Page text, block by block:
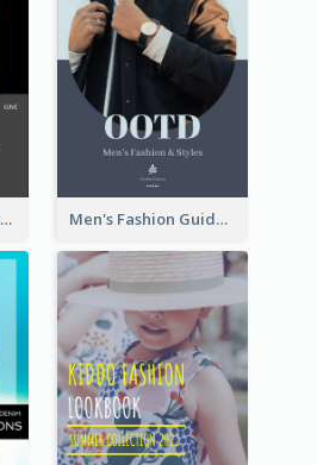
The Red Gown Lookbook Men's Fashion Guide Lookbook